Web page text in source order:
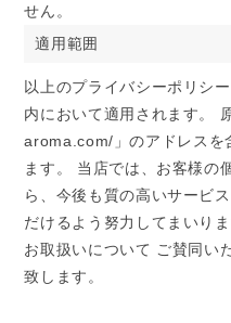
せん。
適用範囲
以上のプライバシーポリシ
内において適用されます。
aroma.com/」のアドレスを
ます。 当店では、お客様の
ら、今後も質の高いサービ
だけるよう努力してまいり
お取扱いについて ご賛同い
致します。